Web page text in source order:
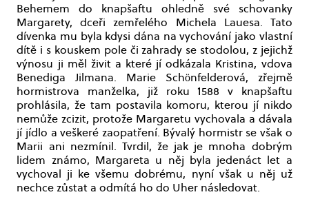
Behemem do knapšaftu ohledně své schovanky
Margarety, dceři zemřelého Michela Lauesa. Tato
dívenka mu byla kdysi dána na vychování jako vlastní
dítě i s kouskem pole či zahrady se stodolou, z jejichž
výnosu ji měl živit a které jí odkázala Kristina, vdova
Benediga Jilmana. Marie Schönfelderová, zřejmě
hormistrova manželka, již roku 1588 v knapšaftu
prohlásila, že tam postavila komoru, kterou jí nikdo
nemůže zcizit, protože Margaretu vychovala a dávala
jí jídlo a veškeré zaopatření. Bývalý hormistr se však o
Marii ani nezmínil. Tvrdil, že jak je mnoha dobrým
lidem známo, Margareta u něj byla jedenáct let a
vychoval ji ke všemu dobrému, nyní však u něj už
nechce zůstat a odmítá ho do Uher následovat.